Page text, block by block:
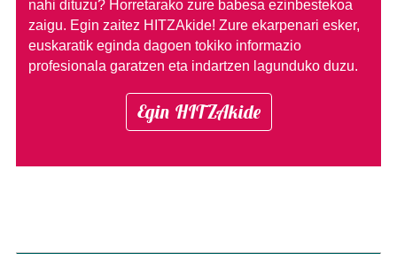
nahi dituzu? Horretarako zure babesa ezinbestekoa
zaigu. Egin zaitez HITZAkide! Zure ekarpenari esker,
euskaratik eginda dagoen tokiko informazio
profesionala garatzen eta indartzen lagunduko duzu.
Egin HITZAkide